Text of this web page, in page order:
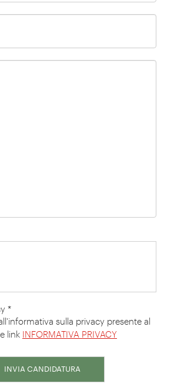
*
sulla privacy presente al
link
INFORMATIVA PRIVACY